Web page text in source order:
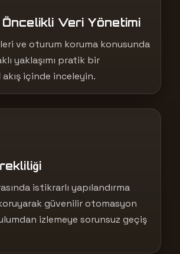
Veri Yönetimi
ve oturum koruma konusunda
yaklaşımı pratik bir
içinde inceleyin.
istikrarlı yapılandırma
güvenilir otomasyon
izlemeye sorunsuz geçiş